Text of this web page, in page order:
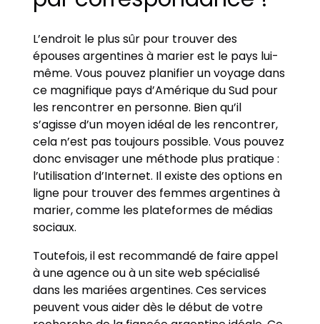
L’endroit le plus sûr pour trouver des
épouses argentines à marier est le pays lui-
même. Vous pouvez planifier un voyage dans
ce magnifique pays d’Amérique du Sud pour
les rencontrer en personne. Bien qu’il
s’agisse d’un moyen idéal de les rencontrer,
cela n’est pas toujours possible. Vous pouvez
donc envisager une méthode plus pratique :
l’utilisation d’Internet. Il existe des options en
ligne pour trouver des femmes argentines à
marier, comme les plateformes de médias
sociaux.
Toutefois, il est recommandé de faire appel
à une agence ou à un site web spécialisé
dans les mariées argentines. Ces services
peuvent vous aider dès le début de votre